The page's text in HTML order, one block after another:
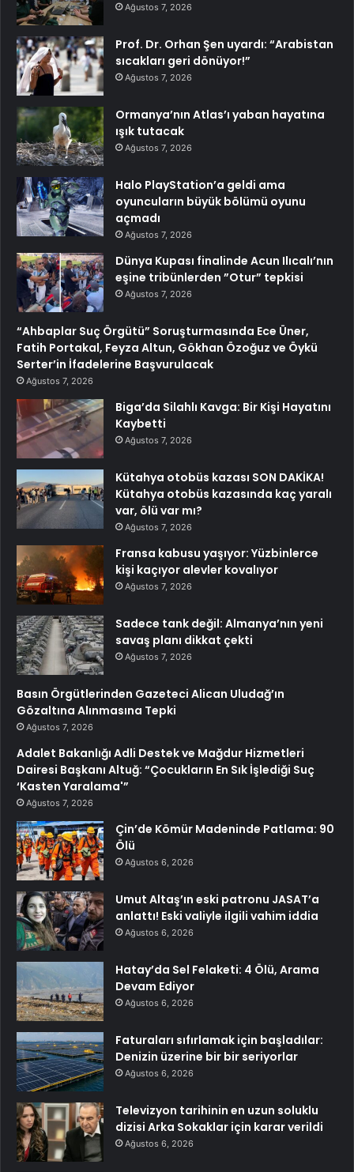
Ağustos 7, 2026
Prof. Dr. Orhan Şen uyardı: “Arabistan
sıcakları geri dönüyor!”
Ağustos 7, 2026
Ormanya’nın Atlas’ı yaban hayatına
ışık tutacak
Ağustos 7, 2026
Halo PlayStation’a geldi ama
oyuncuların büyük bölümü oyunu
açmadı
Ağustos 7, 2026
Dünya Kupası finalinde Acun Ilıcalı’nın
eşine tribünlerden ”Otur” tepkisi
Ağustos 7, 2026
“Ahbaplar Suç Örgütü” Soruşturmasında Ece Üner,
Fatih Portakal, Feyza Altun, Gökhan Özoğuz ve Öykü
Serter’in İfadelerine Başvurulacak
Ağustos 7, 2026
Biga’da Silahlı Kavga: Bir Kişi Hayatını
Kaybetti
Ağustos 7, 2026
Kütahya otobüs kazası SON DAKİKA!
Kütahya otobüs kazasında kaç yaralı
var, ölü var mı?
Ağustos 7, 2026
Fransa kabusu yaşıyor: Yüzbinlerce
kişi kaçıyor alevler kovalıyor
Ağustos 7, 2026
Sadece tank değil: Almanya’nın yeni
savaş planı dikkat çekti
Ağustos 7, 2026
Basın Örgütlerinden Gazeteci Alican Uludağ’ın
Gözaltına Alınmasına Tepki
Ağustos 7, 2026
Adalet Bakanlığı Adli Destek ve Mağdur Hizmetleri
Dairesi Başkanı Altuğ: “Çocukların En Sık İşlediği Suç
‘Kasten Yaralama'”
Ağustos 7, 2026
Çin’de Kömür Madeninde Patlama: 90
Ölü
Ağustos 6, 2026
Umut Altaş’ın eski patronu JASAT’a
anlattı! Eski valiyle ilgili vahim iddia
Ağustos 6, 2026
Hatay’da Sel Felaketi: 4 Ölü, Arama
Devam Ediyor
Ağustos 6, 2026
Faturaları sıfırlamak için başladılar:
Denizin üzerine bir bir seriyorlar
Ağustos 6, 2026
Televizyon tarihinin en uzun soluklu
dizisi Arka Sokaklar için karar verildi
Ağustos 6, 2026